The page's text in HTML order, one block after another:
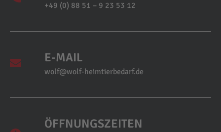
+49 (0) 88 51 – 9 23 53 12
E-MAIL
wolf@wolf-heimtierbedarf.de
ÖFFNUNGSZEITEN